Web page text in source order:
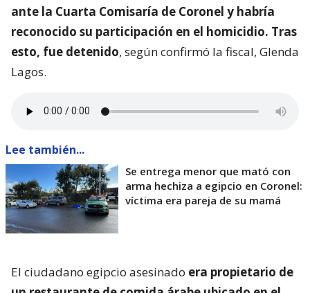
ante la Cuarta Comisaría de Coronel y habría
reconocido su participación en el homicidio. Tras
esto, fue detenido, según confirmó la fiscal, Glenda
Lagos.
Lee también...
Se entrega menor que mató con
arma hechiza a egipcio en Coronel:
víctima era pareja de su mamá
El ciudadano egipcio asesinado era propietario de